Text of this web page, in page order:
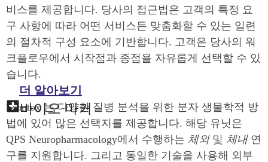
비스를 제공합니다. 당사의 접근법은 고객의 특정 요
구 사항에 따라 어떤 서비스든 맞춤화할 수 있는 일련
의 절차적 구성 요소에 기반합니다. 고객은 당사의 워
크플로우에서 시작점과 종점을 자유롭게 선택할 수 있
습니다.
더 알아보기
바이오 마커
Scantox 는 다양한 질병 분석을 위한 분자 생물학적 방
법에 있어 많은 선택지를 제공합니다. 해당 유닛은
QPS Neuropharmacology에서 수행하는 체외및 체내연
구를 지원합니다. 그리고 동일한 기술을 사용해 외부